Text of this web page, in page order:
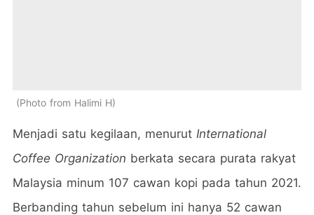
Photo from Halimi H
Menjadi satu kegilaan, menurut International
Coffee Organization berkata secara purata rakyat
Malaysia minum 107 cawan kopi pada tahun 2021.
Berbanding tahun sebelum ini hanya 52 cawan